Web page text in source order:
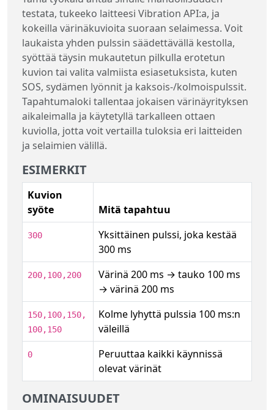
testata, tukeeko laitteesi Vibration API:a, ja
kokeilla värinäkuvioita suoraan selaimessa. Voit
laukaista yhden pulssin säädettävällä kestolla,
syöttää täysin mukautetun pilkulla erotetun
kuvion tai valita valmiista esiasetuksista, kuten
SOS, sydämen lyönnit ja kaksois-/kolmoispulssit.
Tapahtumaloki tallentaa jokaisen värinäyrityksen
aikaleimalla ja käytetyllä tarkalleen ottaen
kuviolla, jotta voit vertailla tuloksia eri laitteiden
ja selaimien välillä.
ESIMERKIT
Kuvion
syöte
Mitä tapahtuu
300
Yksittäinen pulssi, joka kestää
300 ms
200,100,200
Värinä 200 ms → tauko 100 ms
→ värinä 200 ms
150,100,150,
100,150
Kolme lyhyttä pulssia 100 ms:n
väleillä
0
Peruuttaa kaikki käynnissä
olevat värinät
OMINAISUUDET